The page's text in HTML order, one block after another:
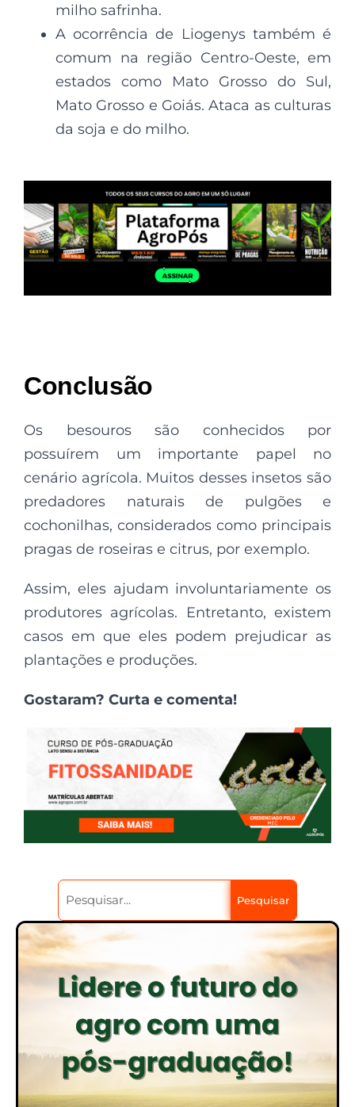
milho safrinha.
A ocorrência de Liogenys também é
comum na região Centro-Oeste, em
estados como Mato Grosso do Sul,
Mato Grosso e Goiás. Ataca as culturas
da soja e do milho.
Conclusão
Os besouros são conhecidos por
possuírem um importante papel no
cenário agrícola. Muitos desses insetos são
predadores naturais de pulgões e
cochonilhas, considerados como principais
pragas de roseiras e citrus, por exemplo.
Assim, eles ajudam involuntariamente os
produtores agrícolas. Entretanto, existem
casos em que eles podem prejudicar as
plantações e produções.
Gostaram? Curta e comenta!
Pesquisar